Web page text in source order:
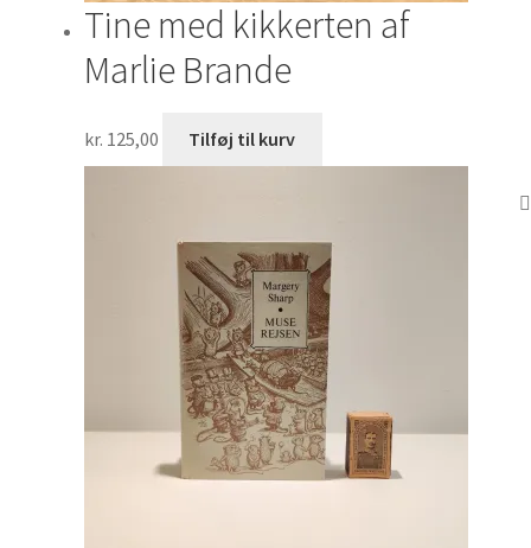
Tine med kikkerten af
Marlie Brande
kr. 125,00 Tilføj til kurv